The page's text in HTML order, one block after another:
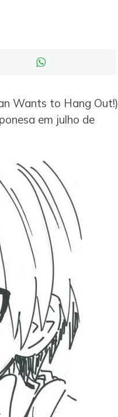
Wants to Hang Out!)
em julho de